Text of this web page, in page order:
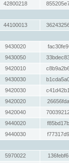
42800218
44100013
9430020
9430050
9420010
9430030
9420030
9420020
9420040
9440020
9440030
5970022